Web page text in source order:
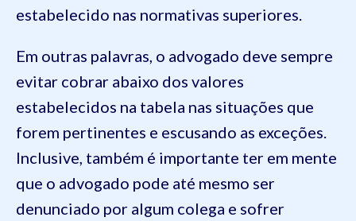
estabelecido nas normativas superiores.
Em outras palavras, o advogado deve sempre
evitar cobrar abaixo dos valores
estabelecidos na tabela nas situações que
forem pertinentes e escusando as exceções.
Inclusive, também é importante ter em mente
que o advogado pode até mesmo ser
denunciado por algum colega e sofrer